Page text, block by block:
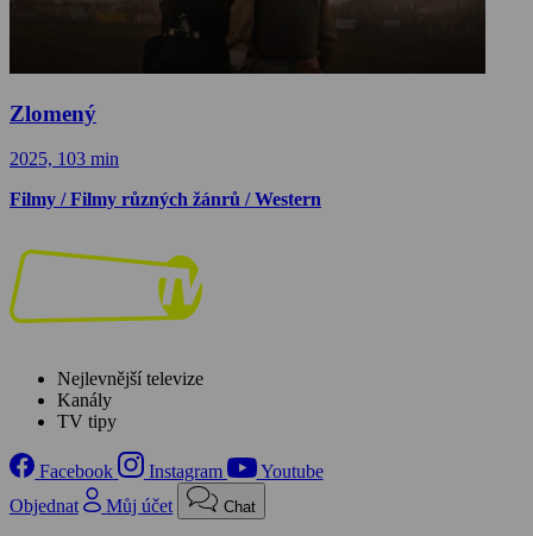
Zlomený
2025, 103 min
Filmy / Filmy různých žánrů / Western
Nejlevnější televize
Kanály
TV tipy
Facebook Instagram
Youtube
Objednat
Můj účet Chat